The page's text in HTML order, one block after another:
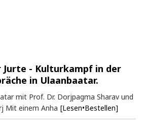
Jurte - Kulturkampf in der
in Ulaanbaatar.
mit Prof. Dr. Dorjpagma Sharav und
Mit einem Anha [Lesen•Bestellen]